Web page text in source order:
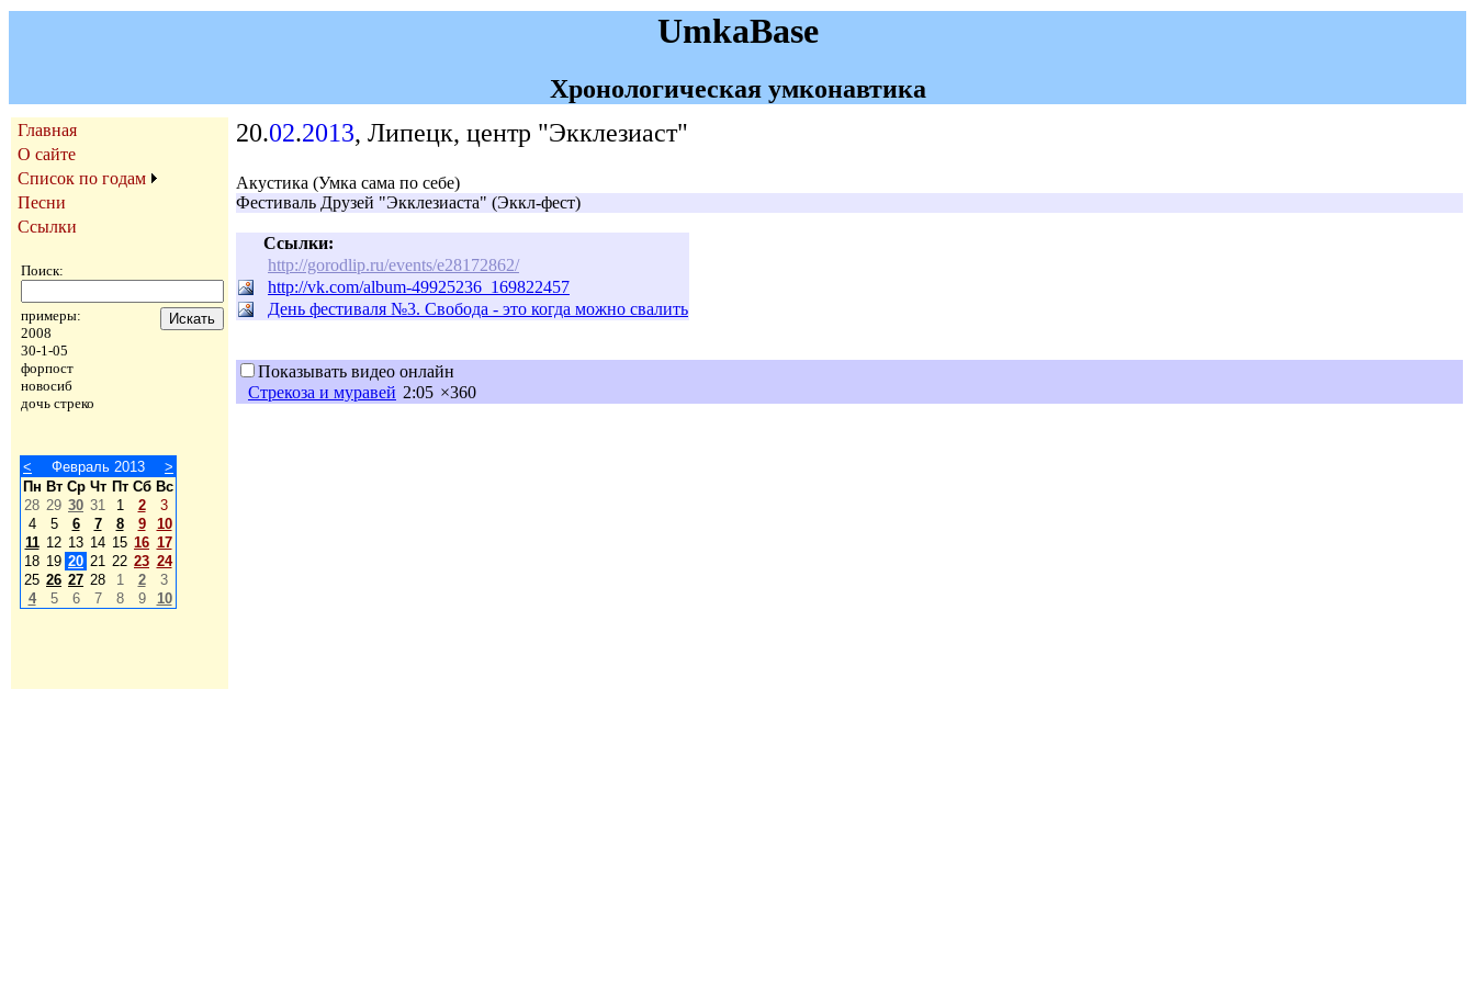
UmkaBase
Хронологическая умконавтика
Главная
О сайте
Список по годам
Песни
Ссылки
Поиск:
примеры:
2008
30-1-05
форпост
новосиб
дочь стреко
< Февраль 2013
>
Пн Вт Ср Чт Пт Сб Вс
28 29 30 31 1 2
3
4
5 6 7 8 9
10
11 12 13 14 15 16 17
18 19 20 21 22 23 24
25 26 27 28 1 2
3
4
5 6 7 8 9 10
20.02.2013, Липецк, центр "Экклезиаст"
Акустика (Умка сама по себе)
Фестиваль Друзей "Экклезиаста" (Эккл-фест)
Ссылки:
http://gorodlip.ru/events/e28172862/
http://vk.com/album-49925236_169822457
День фестиваля №3. Свобода - это когда можно свалить
Показывать видео онлайн
Стрекоза и муравей 2:05 ×360